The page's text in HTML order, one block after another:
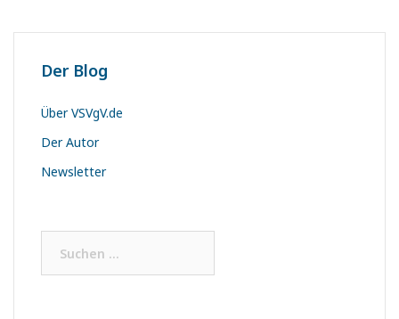
Der Blog
Über VSVgV.de
Der Autor
Newsletter
nach: